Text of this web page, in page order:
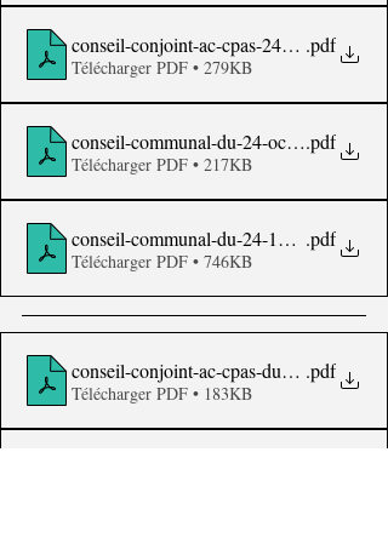
conseil-conjoint-ac-cpas-24-10-2022-note
.pdf
Télécharger PDF • 279KB
conseil-communal-du-24-octobre-2022-
.pdf
Télécharger PDF • 217KB
conseil-communal-du-24-10-22-note-de-
.pdf
Télécharger PDF • 746KB
conseil-conjoint-ac-cpas-du-24-octobre-
.pdf
Télécharger PDF • 183KB